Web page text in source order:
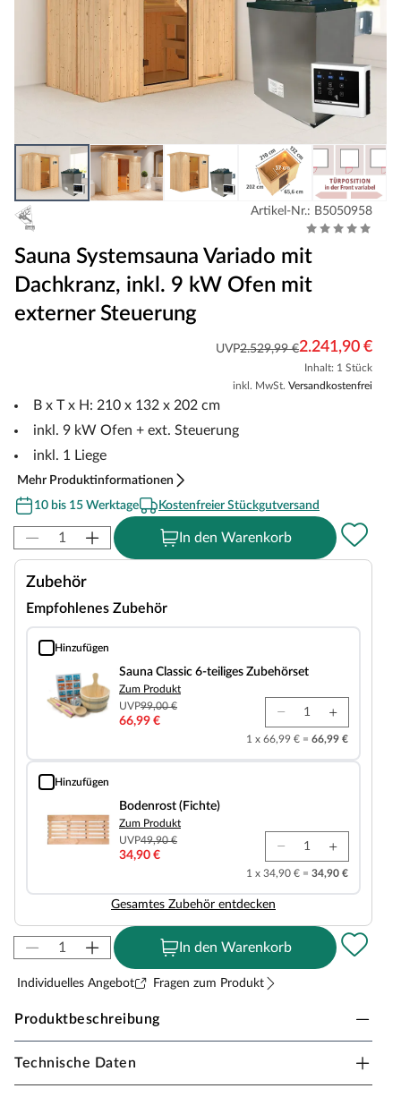
Artikel-Nr.: B5050958
Sauna Systemsauna Variado mit
Dachkranz, inkl. 9 kW Ofen mit
externer Steuerung
UVP2.529,99 €2.241,90 €
Inhalt: 1 Stück
inkl. MwSt. Versandkostenfrei
B x T x H: 210 x 132 x 202 cm
inkl. 9 kW Ofen + ext. Steuerung
inkl. 1 Liege
Mehr Produktinformationen
10 bis 15 Werktage
Kostenfreier Stückgutversand
In den Warenkorb
Zubehör
Empfohlenes Zubehör
Hinzufügen
Sauna Classic 6-teiliges Zubehörset
Sauna Classic 6-teiliges Zubehörset
Zum Produkt
UVP99,00 €
66,99 €
1 x 66,99 € = 66,99 €
Hinzufügen
Bodenrost (Fichte)
Bodenrost (Fichte)
Zum Produkt
UVP49,90 €
34,90 €
1 x 34,90 € = 34,90 €
Gesamtes Zubehör entdecken
In den Warenkorb
Individuelles Angebot Fragen zum Produkt
Produktbeschreibung
Sicherheitshinweise
Technische Daten